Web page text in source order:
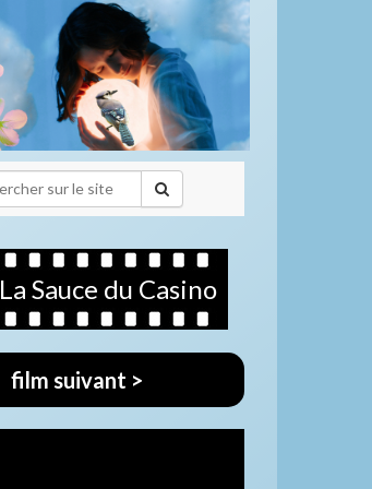
La Sauce du Casino
film suivant >